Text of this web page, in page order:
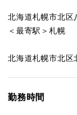
北海道札幌市北区
＜最寄駅＞札幌
北海道札幌市北区
勤務時間